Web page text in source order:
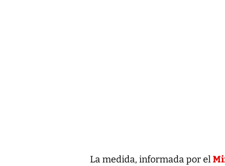
La medida, informada por el